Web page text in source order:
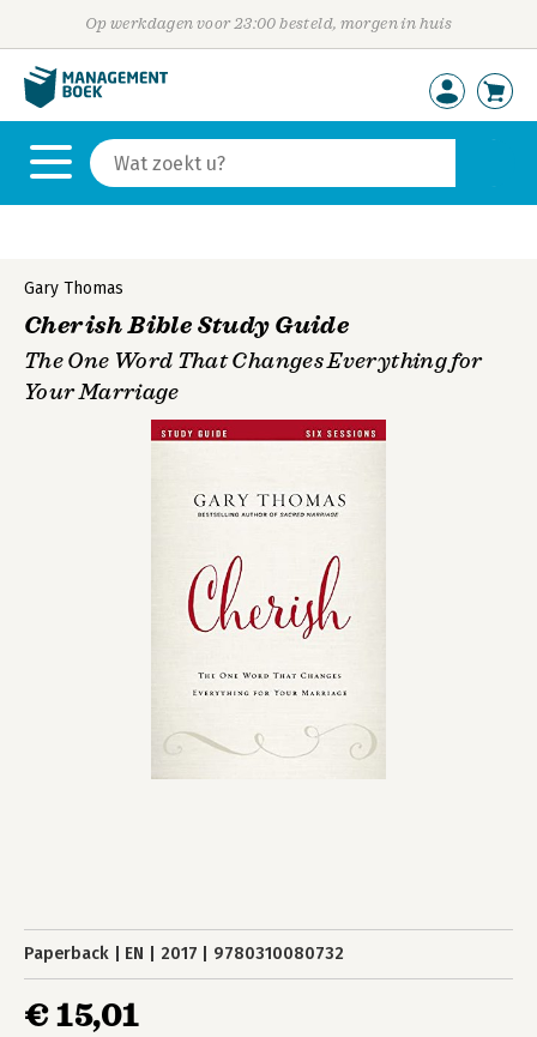
Op werkdagen voor 23:00 besteld, morgen in huis
Gary Thomas
Cherish Bible Study Guide
The One Word That Changes Everything for
Your Marriage
Paperback EN 2017 9780310080732
€ 15,01